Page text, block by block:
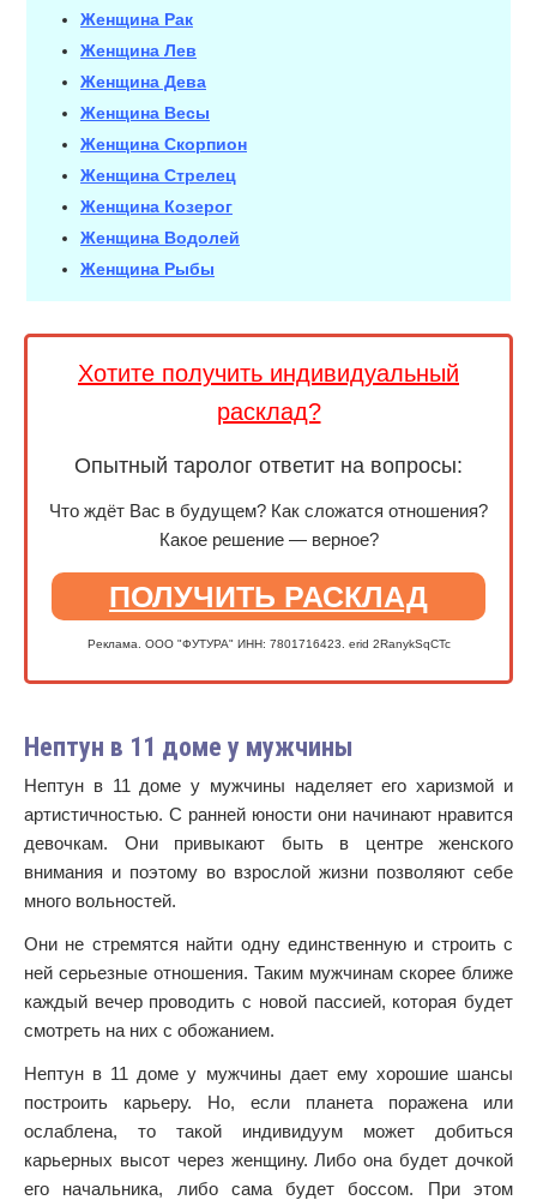
Женщина Рак
Женщина Лев
Женщина Дева
Женщина Весы
Женщина Скорпион
Женщина Стрелец
Женщина Козерог
Женщина Водолей
Женщина Рыбы
Хотите получить индивидуальный
расклад?
Опытный таролог ответит на вопросы:
Что ждёт Вас в будущем? Как сложатся отношения?
Какое решение — верное?
ПОЛУЧИТЬ РАСКЛАД
Реклама. ООО "ФУТУРА" ИНН: 7801716423. erid 2RanykSqCTc
Нептун в 11 доме у мужчины
Нептун в 11 доме у мужчины наделяет его харизмой и
артистичностью. С ранней юности они начинают нравится
девочкам. Они привыкают быть в центре женского
внимания и поэтому во взрослой жизни позволяют себе
много вольностей.
Они не стремятся найти одну единственную и строить с
ней серьезные отношения. Таким мужчинам скорее ближе
каждый вечер проводить с новой пассией, которая будет
смотреть на них с обожанием.
Нептун в 11 доме у мужчины дает ему хорошие шансы
построить карьеру. Но, если планета поражена или
ослаблена, то такой индивидуум может добиться
карьерных высот через женщину. Либо она будет дочкой
его начальника, либо сама будет боссом. При этом